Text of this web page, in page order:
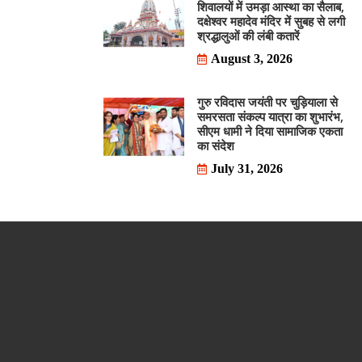
शिवालयों में उमड़ा आस्था का सैलाब,
दक्षेश्वर महादेव मंदिर में सुबह से लगी
श्रद्धालुओं की लंबी कतारें
August 3, 2026
गुरु रविदास जयंती पर चुड़ियाला से
समरसता संकल्प यात्रा का शुभारंभ,
सीएम धामी ने दिया सामाजिक एकता
का संदेश
July 31, 2026